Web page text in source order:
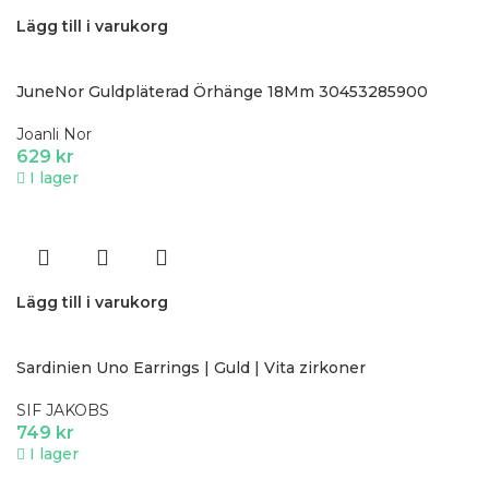
Lägg till i varukorg
JuneNor Guldpläterad Örhänge 18Mm 30453285900
Joanli Nor
629 kr
I lager
Lägg till i varukorg
Sardinien Uno Earrings | Guld | Vita zirkoner
SIF JAKOBS
749 kr
I lager